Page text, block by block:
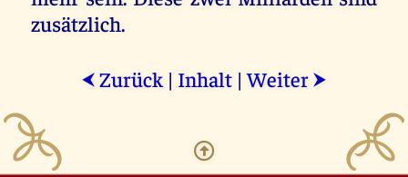
zusätzlich.
⮜ Zurück | Inhalt |Weiter ⮞